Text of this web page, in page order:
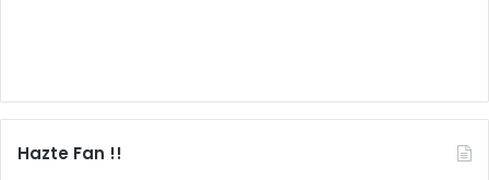
Hazte Fan !!